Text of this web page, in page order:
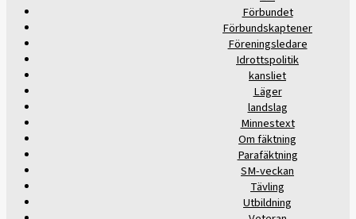
Förbundet
Förbundskaptener
Föreningsledare
Idrottspolitik
kansliet
Läger
landslag
Minnestext
Om fäktning
Parafäktning
SM-veckan
Tävling
Utbildning